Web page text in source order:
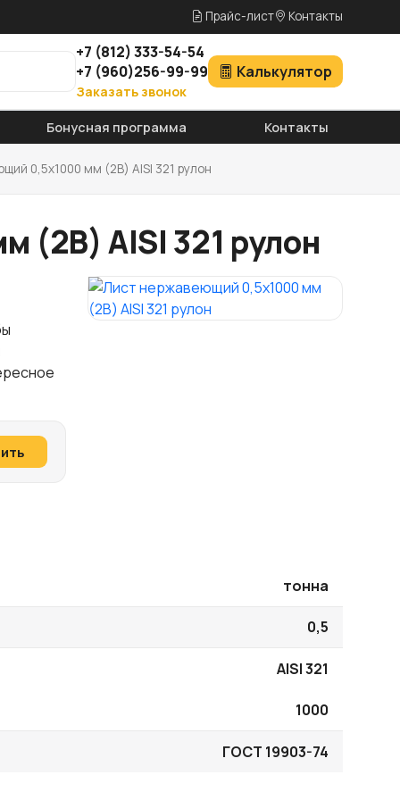
Прайс-лист Контакты
+7 (812)333-54-54
+7 (960)256-99-99
Заказать звонок
Калькулятор
Бонусная программа Контакты
0,5х1000 мм (2B) AISI 321 рулон
(2B) AISI 321 рулон
тонна
0,5
AISI 321
1000
ГОСТ 19903-74